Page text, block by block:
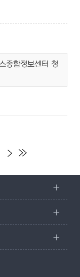
합정보센터 청